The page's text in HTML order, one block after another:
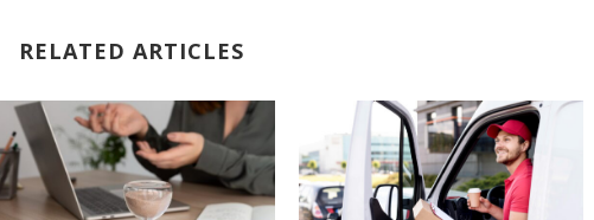
RELATED ARTICLES